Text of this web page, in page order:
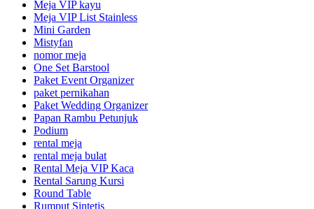
Meja VIP kayu
Meja VIP List Stainless
Mini Garden
Mistyfan
nomor meja
One Set Barstool
Paket Event Organizer
paket pernikahan
Paket Wedding Organizer
Papan Rambu Petunjuk
Podium
rental meja
rental meja bulat
Rental Meja VIP Kaca
Rental Sarung Kursi
Round Table
Rumput Sintetis